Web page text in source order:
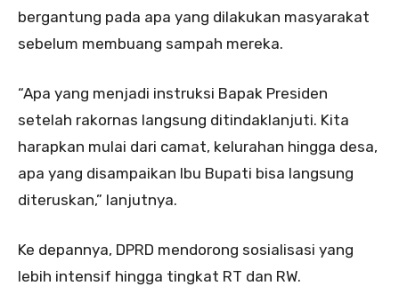
bergantung pada apa yang dilakukan masyarakat
sebelum membuang sampah mereka.
“Apa yang menjadi instruksi Bapak Presiden
setelah rakornas langsung ditindaklanjuti. Kita
harapkan mulai dari camat, kelurahan hingga desa,
apa yang disampaikan Ibu Bupati bisa langsung
diteruskan,” lanjutnya.
Ke depannya, DPRD mendorong sosialisasi yang
lebih intensif hingga tingkat RT dan RW.